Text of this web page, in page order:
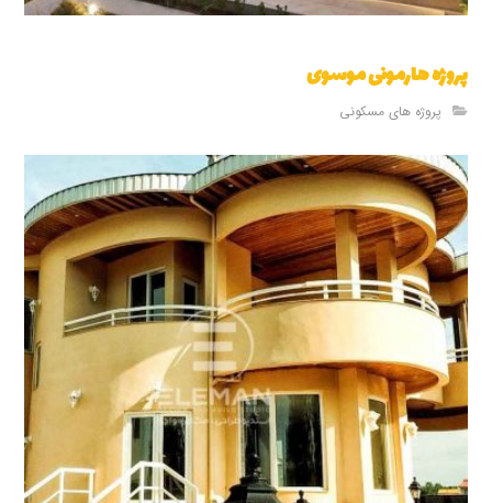
پروژه هارمونی موسوی
پروژه های مسکونی